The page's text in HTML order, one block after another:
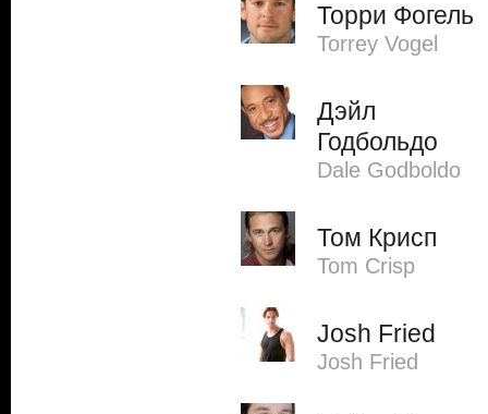
Торри Фогель
Torrey Vogel
Дэйл
Годбольдо
Dale Godboldo
Том Крисп
Tom Crisp
Josh Fried
Josh Fried